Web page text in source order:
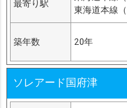
最寄り駅
東海道本線
築年数 20年
ソレアード国府津